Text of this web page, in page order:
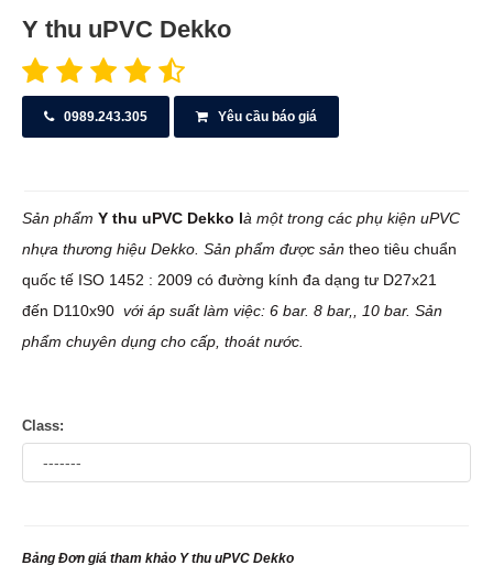
Hướng dẫn
Liên hệ
Y thu uPVC Dekko
0989.243.305 Yêu cầu báo giá
Sản phẩm Y thu uPVC Dekko là một trong các phụ kiện uPVC
nhựa thương hiệu Dekko. Sản phẩm được sản theo tiêu chuẩn
quốc tế ISO 1452 : 2009 có đường kính đa dạng tư D27x21
đến D110x90 với áp suất làm việc: 6 bar. 8 bar,, 10 bar. Sản
phẩm chuyên dụng cho cấp, thoát nước.
Class:
Bảng Đơn giá tham khảo Y thu uPVC Dekko